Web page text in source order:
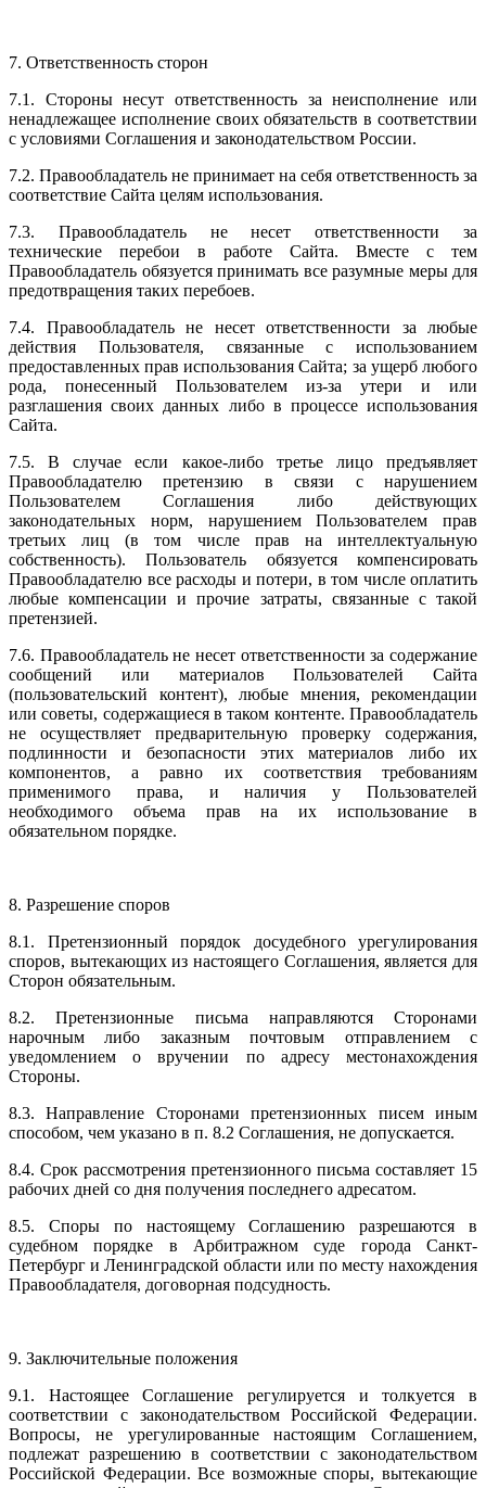
7. Ответственность сторон
7.1. Стороны несут ответственность за неисполнение или
ненадлежащее исполнение своих обязательств в соответствии
с условиями Соглашения и законодательством России.
7.2. Правообладатель не принимает на себя ответственность за
соответствие Сайта целям использования.
7.3. Правообладатель не несет ответственности за
технические перебои в работе Сайта. Вместе с тем
Правообладатель обязуется принимать все разумные меры для
предотвращения таких перебоев.
7.4. Правообладатель не несет ответственности за любые
действия Пользователя, связанные с использованием
предоставленных прав использования Сайта; за ущерб любого
рода, понесенный Пользователем из-за утери и или
разглашения своих данных либо в процессе использования
Сайта.
7.5. В случае если какое-либо третье лицо предъявляет
Правообладателю претензию в связи с нарушением
Пользователем Соглашения либо действующих
законодательных норм, нарушением Пользователем прав
третьих лиц (в том числе прав на интеллектуальную
собственность). Пользователь обязуется компенсировать
Правообладателю все расходы и потери, в том числе оплатить
любые компенсации и прочие затраты, связанные с такой
претензией.
7.6. Правообладатель не несет ответственности за содержание
сообщений или материалов Пользователей Сайта
(пользовательский контент), любые мнения, рекомендации
или советы, содержащиеся в таком контенте. Правообладатель
не осуществляет предварительную проверку содержания,
подлинности и безопасности этих материалов либо их
компонентов, а равно их соответствия требованиям
применимого права, и наличия у Пользователей
необходимого объема прав на их использование в
обязательном порядке.
8. Разрешение споров
8.1. Претензионный порядок досудебного урегулирования
споров, вытекающих из настоящего Соглашения, является для
Сторон обязательным.
8.2. Претензионные письма направляются Сторонами
нарочным либо заказным почтовым отправлением с
уведомлением о вручении по адресу местонахождения
Стороны.
8.3. Направление Сторонами претензионных писем иным
способом, чем указано в п. 8.2 Соглашения, не допускается.
8.4. Срок рассмотрения претензионного письма составляет 15
рабочих дней со дня получения последнего адресатом.
8.5. Споры по настоящему Соглашению разрешаются в
судебном порядке в Арбитражном суде города Санкт-
Петербург и Ленинградской области или по месту нахождения
Правообладателя, договорная подсудность.
9. Заключительные положения
9.1. Настоящее Соглашение регулируется и толкуется в
соответствии с законодательством Российской Федерации.
Вопросы, не урегулированные настоящим Соглашением,
подлежат разрешению в соответствии с законодательством
Российской Федерации. Все возможные споры, вытекающие